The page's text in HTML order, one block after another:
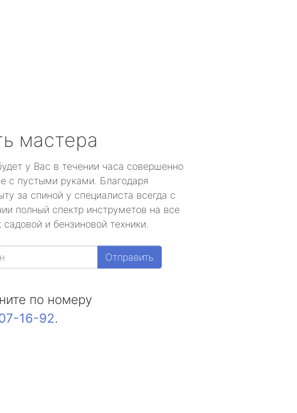
мастера
у Вас в течении часа совершенно
с пустыми руками. Благодаря
за спиной у специалиста всегда с
полный спектр инструметов на все
и бензиновой техники.
Отправить
по номеру
16-92.